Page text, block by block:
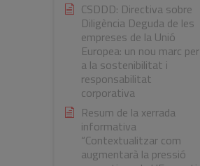
CSDDD: Directiva sobre
Diligència Deguda de les
empreses de la Unió
Europea: un nou marc per
a la sostenibilitat i
responsabilitat
corporativa
Resum de la xerrada
informativa
“Contextualitzar com
augmentarà la pressió